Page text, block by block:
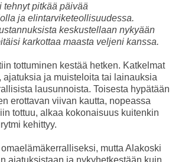
pitkää päivää
ja elintarviketeollisuudessa.
keskustellaan nykyään
karkottaa maasta veljeni kanssa.
tottuminen kestää hetken. Katkelmat
ajatuksia ja muisteloita tai lainauksia
lausunnoista. Toisesta hypätään
erottavan viivan kautta, nopeassa
tottuu, alkaa kokonaisuus kuitenkin
kehittyy.
mutta Alakoski
ajatuksistaan ja nykyhetkestään kuin